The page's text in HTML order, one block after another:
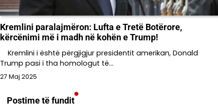
Kremlini paralajmëron: Lufta e Tretë Botërore,
kërcënimi më i madh në kohën e Trump!
Kremlini i është përgjigjur presidentit amerikan, Donald
Trump pasi i tha homologut të…
27 Maj 2025
Postime të fundit